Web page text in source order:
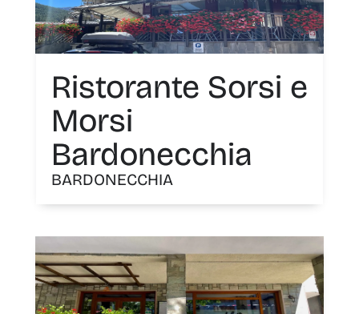
Ristorante Sorsi e
Morsi
Bardonecchia
BARDONECCHIA